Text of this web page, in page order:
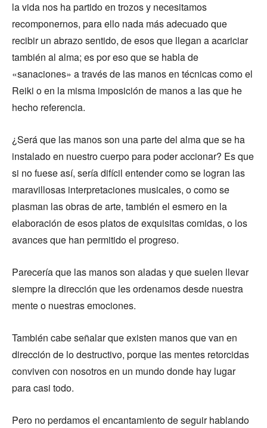
la vida nos ha partido en trozos y necesitamos
recomponernos, para ello nada más adecuado que
recibir un abrazo sentido, de esos que llegan a acariciar
también al alma; es por eso que se habla de
«sanaciones» a través de las manos en técnicas como el
Reiki o en la misma imposición de manos a las que he
hecho referencia.
¿Será que las manos son una parte del alma que se ha
instalado en nuestro cuerpo para poder accionar? Es que
si no fuese así, sería difícil entender como se logran las
maravillosas interpretaciones musicales, o como se
plasman las obras de arte, también el esmero en la
elaboración de esos platos de exquisitas comidas, o los
avances que han permitido el progreso.
Parecería que las manos son aladas y que suelen llevar
siempre la dirección que les ordenamos desde nuestra
mente o nuestras emociones.
También cabe señalar que existen manos que van en
dirección de lo destructivo, porque las mentes retorcidas
conviven con nosotros en un mundo donde hay lugar
para casi todo.
Pero no perdamos el encantamiento de seguir hablando